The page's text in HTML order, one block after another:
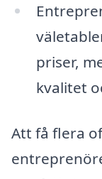
priser,
kvalitet
Att få flera